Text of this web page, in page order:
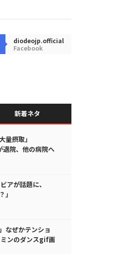
diodeojp.official
Facebook
新着ネタ
量摂取」
退院、他の病院へ
アが話題に、
」
なぜかテンショ
ンのダンスgif画